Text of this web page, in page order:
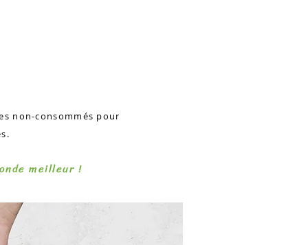
non-consommés pour
meilleur !